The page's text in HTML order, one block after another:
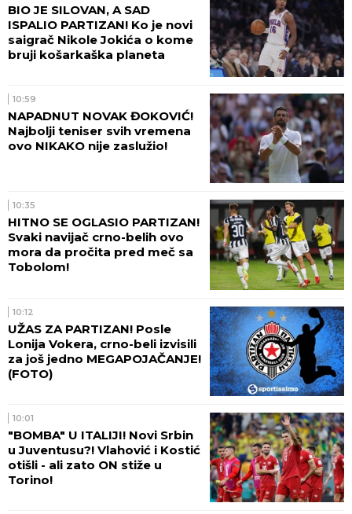
BIO JE SILOVAN, A SAD
ISPALIO PARTIZAN! Ko je novi
saigrač Nikole Jokića o kome
bruji košarkaška planeta
10:59
NAPADNUT NOVAK ĐOKOVIĆ!
Najbolji teniser svih vremena
ovo NIKAKO nije zaslužio!
10:35
HITNO SE OGLASIO PARTIZAN!
Svaki navijač crno-belih ovo
mora da pročita pred meč sa
Tobolom!
10:12
UŽAS ZA PARTIZAN! Posle
Lonija Vokera, crno-beli izvisili
za još jedno MEGAPOJAČANJE!
(FOTO)
10:01
"BOMBA" U ITALIJI! Novi Srbin
u Juventusu?! Vlahović i Kostić
otišli - ali zato ON stiže u
Torino!